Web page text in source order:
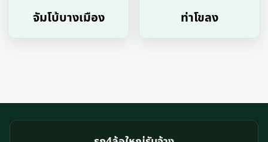
จัมโบ้บางเมือง
ท่าโขลง